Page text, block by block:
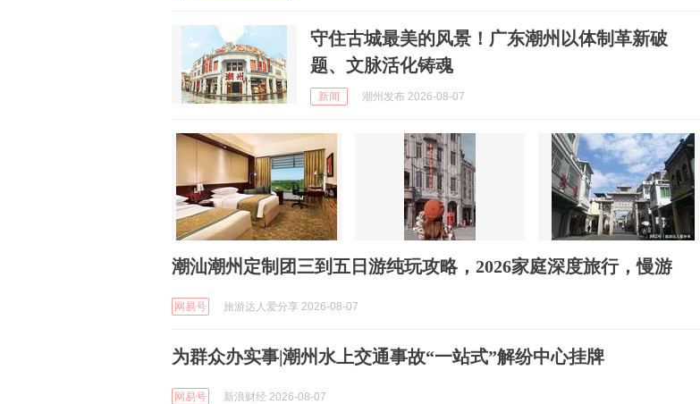
守住古城最美的风景！广东潮州以体制革新破
题、文脉活化铸魂
新闻 潮州发布 2026-08-07
潮汕潮州定制团三到五日游纯玩攻略，2026家庭深度旅行，慢游
网易号 旅游达人爱分享 2026-08-07
为群众办实事|潮州水上交通事故“一站式”解纷中心挂牌
网易号 新浪财经 2026-08-07